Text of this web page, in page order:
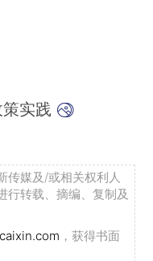
实践
传媒及/或相关权利人
行转载、摘编、复制及
，获得书面